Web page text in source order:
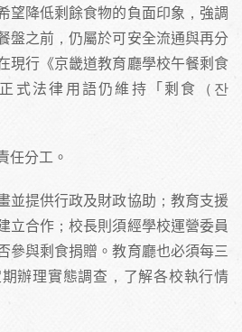
望降低剩餘食物的負面印象，強調
盤之前，仍屬於可安全流通與再分
現行《京畿道教育廳學校午餐剩食
式法律用語仍維持「剩食（잔
任分工。
並提供行政及財政協助；教育支援
立合作；校長則須經學校運營委員
參與剩食捐贈。教育廳也必須每三
辦理實態調查，了解各校執行情